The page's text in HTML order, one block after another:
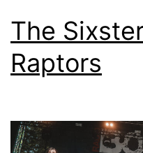
The
Raptors